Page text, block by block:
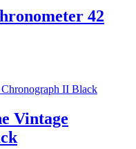
42
Vintage